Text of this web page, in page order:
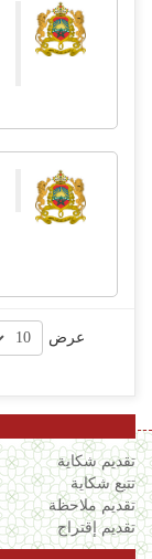
عرض
تقديم شكاية
تتبع شكاية
تقديم ملاحظة
تقديم إقتراح